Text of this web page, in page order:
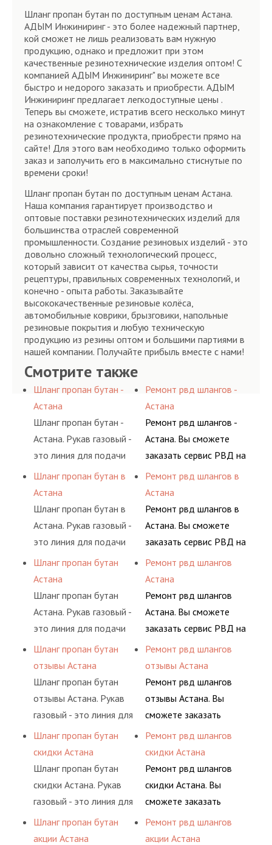
Шланг пропан бутан по доступным ценам Астана.
АДЫМ Инжиниринг - это более надежный партнер,
кой сможет не лишь реализовать вам нужную
продукцию, однако и предложит при этом
качественные резинотехнические изделия оптом! С
компанией АДЫМ Инжиниринг" вы можете все
быстро и недорого заказать и приобрести. АДЫМ
Инжиниринг предлагает легкодоступные цены .
Теперь вы сможете, истратив всего несколько минут
на ознакомление с товарами, избрать
резинотехнические продукта, приобрести прямо на
сайте! Для этого вам необходимо только оформить
заказ и заполучить его в максимально стиснутые по
времени сроки!
Шланг пропан бутан по доступным ценам Астана.
Наша компания гарантирует производство и
оптовые поставки резинотехнических изделий для
большинства отраслей современной
промышленности. Создание резиновых изделий - это
довольно сложный технологический процесс,
который зависит от качества сырья, точности
рецептуры, правильных современных технологий, и
конечно - опыта работы. Заказывайте
высококачественные резиновые колёса,
автомобильные коврики, брызговики, напольные
резиновые покрытия и любую техническую
продукцию из резины оптом и большими партиями в
нашей компании. Получайте прибыль вместе с нами!
Смотрите также
Шланг пропан бутан -
Астана
Шланг пропан бутан -
Астана. Рукав газовый -
это линия для подачи
сжатого воздуха и
различных типов
сжиженного газа
(кислород, аргон, метан,
пропан, бутан,
определенными
Шланг пропан бутан в
Астана
Шланг пропан бутан в
Астана. Рукав газовый -
это линия для подачи
сжатого воздуха и
различных типов
сжиженного газа
(кислород, аргон, метан,
пропан, бутан,
определенными
Шланг пропан бутан
Астана
Шланг пропан бутан
Астана. Рукав газовый -
это линия для подачи
сжатого воздуха и
различных типов
сжиженного газа
(кислород, аргон, метан,
пропан, бутан,
определенными
элементами системы.
Шланг пропан бутан
отзывы Астана
Шланг пропан бутан
отзывы Астана. Рукав
газовый - это линия для
подачи сжатого
воздуха и различных
типов сжиженного газа
(кислород, аргон, метан,
пропан, бутан,
определенными
Шланг пропан бутан
скидки Астана
Шланг пропан бутан
скидки Астана. Рукав
газовый - это линия для
подачи сжатого
воздуха и различных
Шланг пропан бутан
акции Астана
Ремонт рвд шлангов -
Астана
Ремонт рвд шлангов -
Астана. Вы сможете
заказать сервис РВД на
разовой основе либо на
условиях
долговременного
комплексного
обслуживания
предприятия.
Ремонт рвд шлангов в
Астана
Ремонт рвд шлангов в
Астана. Вы сможете
заказать сервис РВД на
разовой основе либо на
условиях
долговременного
комплексного
обслуживания
предприятия.
Ремонт рвд шлангов
Астана
Ремонт рвд шлангов
Астана. Вы сможете
заказать сервис РВД на
разовой основе либо на
условиях
долговременного
комплексного
обслуживания
предприятия.
Ремонт рвд шлангов
отзывы Астана
Ремонт рвд шлангов
отзывы Астана. Вы
сможете заказать
сервис РВД на разовой
основе либо на
условиях
долговременного
комплексного
гидросистем Вашего
Ремонт рвд шлангов
скидки Астана
Ремонт рвд шлангов
скидки Астана. Вы
сможете заказать
сервис РВД на разовой
основе либо на
Ремонт рвд шлангов
акции Астана